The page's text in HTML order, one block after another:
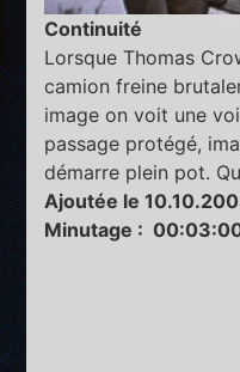
Continuité
Lorsque Thomas
camion freine
image on voit une
passage protégé,
démarre plein pot.
Ajoutée le
Minutage :